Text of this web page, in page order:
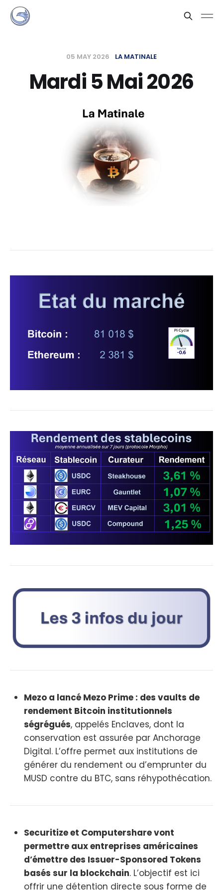
05 MAY 2026 LA MATINALE
Mardi 5 Mai 2026
Mezo a lancé Mezo Prime : des vaults de
rendement Bitcoin institutionnels
ségrégués, appelés Enclaves, dont la
conservation est assurée par Anchorage
Digital. L’offre permet aux institutions de
générer du rendement ou d’emprunter du
MUSD contre du BTC, sans réhypothécation.
Securitize et Computershare vont
permettre aux entreprises américaines
d’émettre des Issuer-Sponsored Tokens
basés sur la blockchain. L’objectif est ici
offrir une détention directe sous forme de